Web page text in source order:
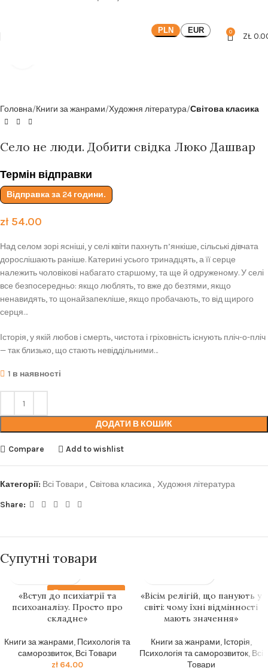
PLN EUR 0 ZŁ
Головна Книги за жанрами Художня література Світова класика
Село не люди. Добити свідка Люко Дашвар
Термін відправки
Відправка за 24 години.
zł54.00
Над селом зорі ясніші, у селі квіти пахнуть п’янкіше, сільські дівчата
дорослішають раніше. Катерині усього тринадцять, а її серце
належить чоловікові набагато старшому, та ще й одруженому. У селі
все безпосередньо: якщо люблять, то вже до безтями, якщо
ненавидять, то щонайзапекліше, якщо пробачають, то від щирого
серця…
Історія, у якій любов і смерть, чистота і гріховність існують пліч-о-пліч
— так близько, що стають невіддільними…
1 в наявності
ДОДАТИ В КОШИК
Compare Add to wishlist
Категорії: Всі Товари , Світова класика, Художня література
Share:
Супутні товари
Передзамовлення
«Вступ до психіатрії та
психоаналізу. Просто про
складне»
Книги за жанрами, Психологія та
саморозвиток, Всі Товари
zł64.00
«Вісім релігій, що панують у
світі: чому їхні відмінності
мають значення»
Книги за жанрами, Історія,
Психологія та саморозвиток, Всі
Товари